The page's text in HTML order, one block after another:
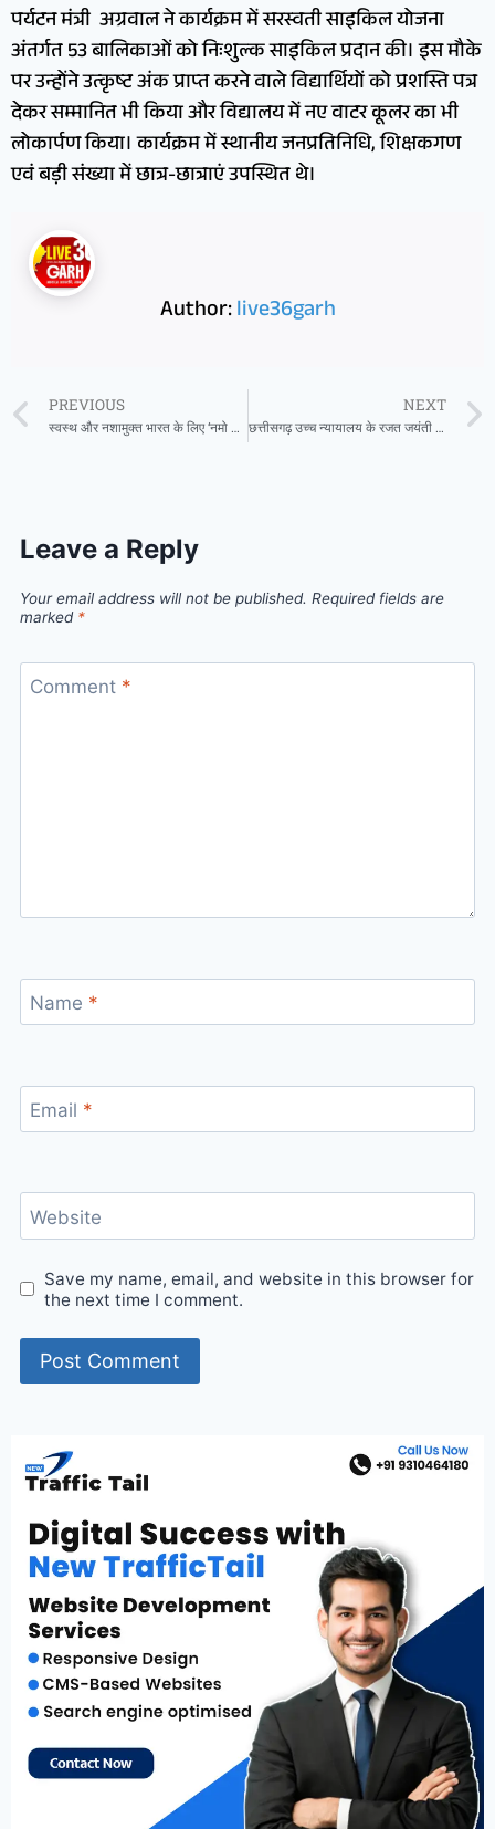
पर्यटन मंत्री अग्रवाल ने कार्यक्रम में सरस्वती साइकिल योजना
अंतर्गत 53 बालिकाओं को निःशुल्क साइकिल प्रदान की। इस मौके
पर उन्होंने उत्कृष्ट अंक प्राप्त करने वाले विद्यार्थियों को प्रशस्ति पत्र
देकर सम्मानित भी किया और विद्यालय में नए वाटर कूलर का भी
लोकार्पण किया। कार्यक्रम में स्थानीय जनप्रतिनिधि, शिक्षकगण
एवं बड़ी संख्या में छात्र-छात्राएं उपस्थित थे।
Author:live36garh
PREVIOUS
स्वस्थ और नशामुक्त भारत के लिए ‘नमो युवा रन’, युवाओं ने जोश और उत्साह से की भागीदारी
NEXT
छत्तीसगढ़ उच्च न्यायालय के रजत जयंती अवसर पर खेल महोत्सव का आयोजन
Leave a Reply
Your email address will not be published. Required fields are
marked *
Comment *
Name *
Email *
Website
Save my name, email, and website in this browser for
the next time I comment.